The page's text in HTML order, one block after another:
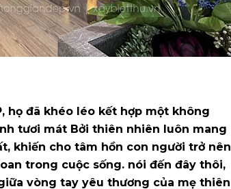
họ đã khéo léo kết hợp một không
tươi mát Bởi thiên nhiên luôn mang
khiến cho tâm hồn con người trở nên
trong cuộc sống. nói đến đây thôi,
vòng tay yêu thương của mẹ thiên